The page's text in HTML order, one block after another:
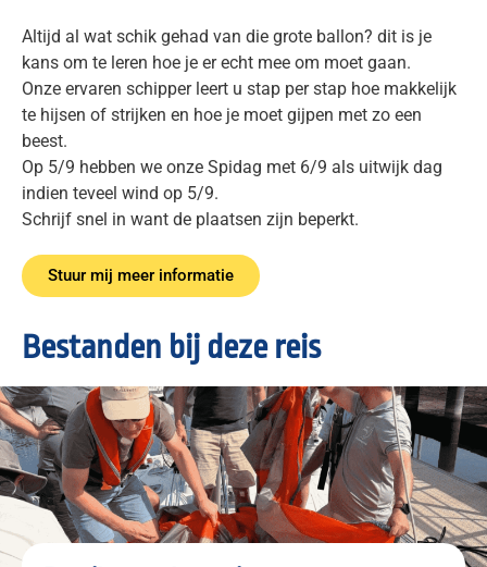
Altijd al wat schik gehad van die grote ballon? dit is je
kans om te leren hoe je er echt mee om moet gaan.
Onze ervaren schipper leert u stap per stap hoe makkelijk
te hijsen of strijken en hoe je moet gijpen met zo een
beest.
Op 5/9 hebben we onze Spidag met 6/9 als uitwijk dag
indien teveel wind op 5/9.
Schrijf snel in want de plaatsen zijn beperkt.
Stuur mij meer informatie
Bestanden bij deze reis